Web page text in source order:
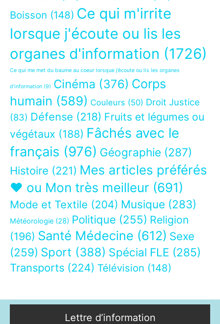
Boisson (148) Ce qui m'irrite
lorsque j'écoute ou lis les
organes d'information (1726)
Ce qui me met du baume au coeur lorsque j’écoute ou lis les organes
d’information (9) Cinéma (376) Corps
humain (589) Couleurs (50) Droit Justice
(83) Défense (218) Fruits et légumes ou
végétaux (188) Fâchés avec le
français (976) Géographie (287)
Histoire (221) Mes articles préférés
❤ ou Mon très meilleur (691)
Mode et Textile (204) Musique (283)
Météorologie (28) Politique (255) Religion
(196) Santé Médecine (612) Sexe
(259) Sport (388) Spécial FLE (285)
Transports (224) Télévision (148)
Lettre d’information